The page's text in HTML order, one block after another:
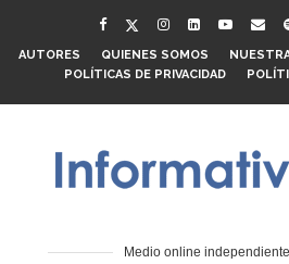
AUTORES QUIENES SOMOS
POLÍTICAS DE PRIVACIDAD
Medio online